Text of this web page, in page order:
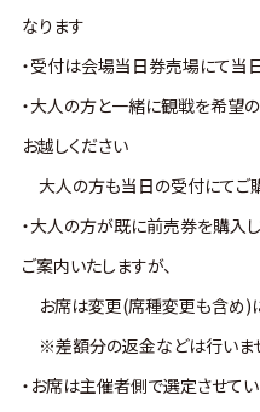
なります
・受付は会場当日券売場にて当
・大人の方と一緒に観戦を希望
お越しください
大人の方も当日の受付にてご
・大人の方が既に前売券を購入
ご案内いたしますが、
お席は変更(席種変更も含め)
※差額分の返金などは行いま
・お席は主催者側で選定させて